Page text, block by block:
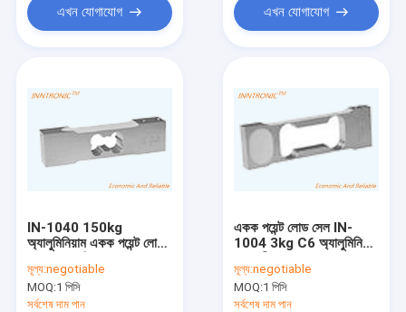
এখন যোগাযোগ এখন যোগাযোগ
IN-1040 150kg
অ্যালুমিনিয়াম একক পয়েন্ট লোড
প্ল্যাটফর্ম স্কেল জন্য 2.0mV /
V
মূল্য:negotiable
MOQ:1 পিসি
সর্বশেষ দাম পান
একক পয়েন্ট লোড সেল IN-
1004 3kg C6 অ্যালুমিনিয়াম
শক্তি সেন্সর 2mv/v আইপি
66
মূল্য:negotiable
MOQ:1 পিসি
সর্বশেষ দাম পান